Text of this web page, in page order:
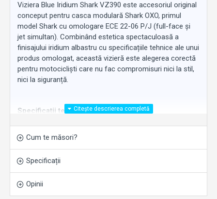
Viziera Blue Iridium Shark VZ390 este accesoriul original
conceput pentru casca modulară Shark OXO, primul
model Shark cu omologare ECE 22-06 P/J (full-face și
jet simultan). Combinând estetica spectaculoasă a
finisajului iridium albastru cu specificațiile tehnice ale unui
produs omologat, această vizieră este alegerea corectă
pentru motocicliști care nu fac compromisuri nici la stil,
nici la siguranță.
Specificații tehnice:
Cod vizieră:VZ390
Omologare:ECE 22-06
Clasă optică:Câmp vizual panoramic, grosime
variabilă
Pinlock Ready:
Cum te măsori?
Specificații
Opinii